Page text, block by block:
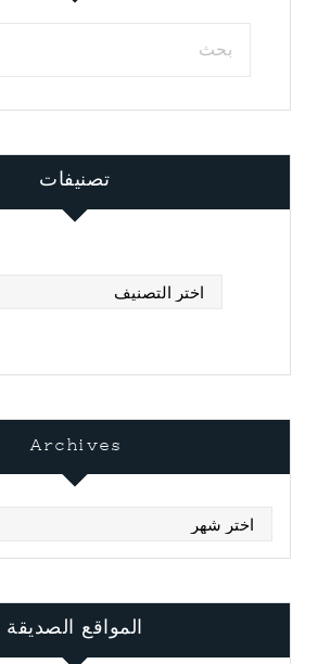
تصنيفات
Archives
Archives
المواقع الصديقة